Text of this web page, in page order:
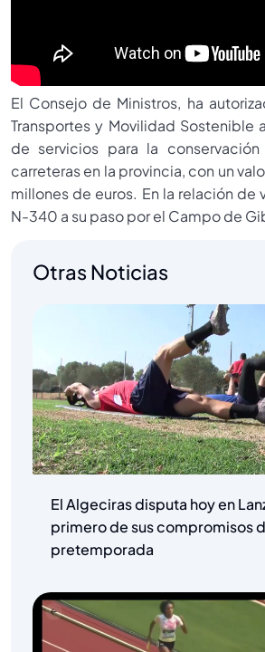
El Consejo de Ministros, ha
Transportes y Movilidad Sostenible
de servicios para la
carreteras en la provincia, con un
millones de euros. En la relación de
N-340 a su paso por el Campo de
Otras Noticias
El Algeciras disputa hoy en
primero de sus compromisos
pretemporada